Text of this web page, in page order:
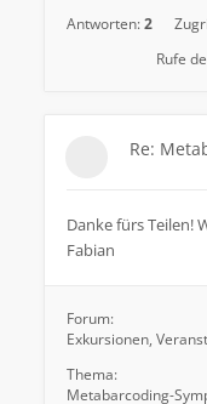
Antworten:2
Rufe
Re:
Danke fürs Teilen!
Fabian
Forum:
Exkursionen,
Thema:
Metabarcoding-